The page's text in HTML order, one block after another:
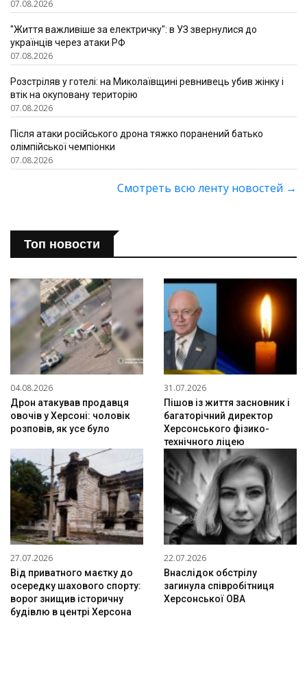
07.08.2026
"Життя важливіше за електричку": в УЗ звернулися до
українців через атаки РФ
07.08.2026
Розстріляв у готелі: на Миколаївщині ревнивець убив жінку і
втік на окуповану територію
07.08.2026
Після атаки російського дрона тяжко поранений батько
олімпійської чемпіонки
07.08.2026
Смотреть всю ленту новостей →
Топ новости
04.08.2026
Дрон атакував продавця
овочів у Херсоні: чоловік
розповів, як усе було
31.07.2026
Пішов із життя засновник і
багаторічний директор
Херсонського фізико-
технічного ліцею
27.07.2026
Від приватного маєтку до
осередку шахового спорту:
ворог знищив історичну
будівлю в центрі Херсона
22.07.2026
Внаслідок обстрілу
загинула співробітниця
Херсонської ОВА